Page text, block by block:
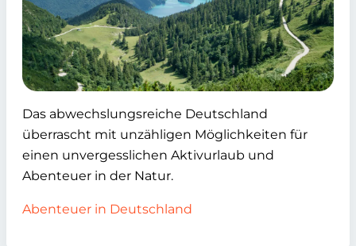
Das abwechslungsreiche Deutschland
überrascht mit unzähligen Möglichkeiten für
einen unvergesslichen Aktivurlaub und
Abenteuer in der Natur.
Abenteuer in Deutschland